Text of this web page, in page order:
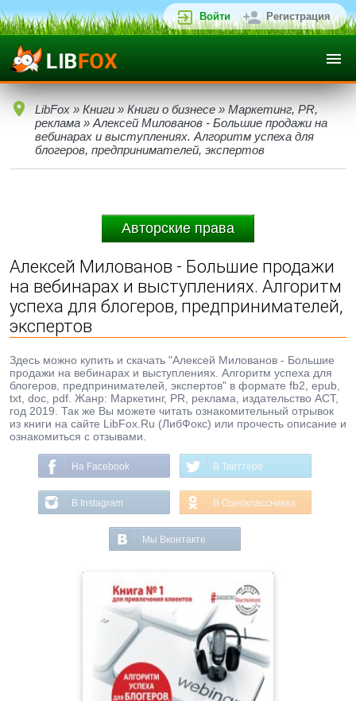
Войти Регистрация
LibFox » Книги » Книги о бизнесе » Маркетинг, PR,
реклама » Алексей Милованов - Большие продажи на
вебинарах и выступлениях. Алгоритм успеха для
блогеров, предпринимателей, экспертов
Авторские права
Алексей Милованов - Большие продажи
на вебинарах и выступлениях. Алгоритм
успеха для блогеров, предпринимателей,
экспертов
Здесь можно купить и скачать "Алексей Милованов - Большие
продажи на вебинарах и выступлениях. Алгоритм успеха для
блогеров, предпринимателей, экспертов" в формате fb2, epub,
txt, doc, pdf. Жанр: Маркетинг, PR, реклама, издательство АСТ,
год 2019. Так же Вы можете читать ознакомительный отрывок
из книги на сайте LibFox.Ru (ЛибФокс) или прочесть описание и
ознакомиться с отзывами.
На Facebook В Твиттере
В Instagram В Одноклассниках
Мы Вконтакте